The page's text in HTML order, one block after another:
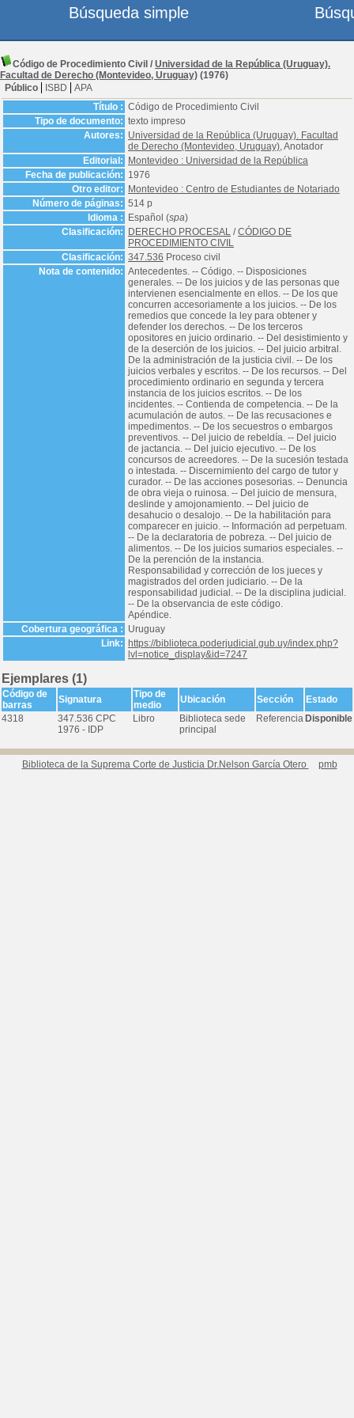
Código de Procedimiento Civil / Universidad de la República (Uruguay).
Facultad de Derecho (Montevideo, Uruguay) (1976)
Público
ISBD
APA
Título : Código de Procedimiento Civil
Tipo de documento: texto impreso
Autores: Universidad de la República (Uruguay). Facultad
de Derecho (Montevideo, Uruguay), Anotador
Editorial:
Montevideo : Universidad de la República
Fecha de publicación: 1976
Otro editor:
Montevideo : Centro de Estudiantes de Notariado
Número de páginas: 514 p
Idioma :
Español (spa)
Clasificación:
DERECHO PROCESAL /CÓDIGO DE
PROCEDIMIENTO CIVIL
Clasificación: 347.536 Proceso civil
Nota de contenido: Antecedentes. -- Código. -- Disposiciones
generales. -- De los juicios y de las personas que
intervienen esencialmente en ellos. -- De los que
concurren accesoriamente a los juicios. -- De los
remedios que concede la ley para obtener y
defender los derechos. -- De los terceros
opositores en juicio ordinario. -- Del desistimiento y
de la deserción de los juicios. -- Del juicio arbitral.
De la administración de la justicia civil. -- De los
juicios verbales y escritos. -- De los recursos. -- Del
procedimiento ordinario en segunda y tercera
instancia de los juicios escritos. -- De los
incidentes. -- Contienda de competencia. -- De la
acumulación de autos. -- De las recusaciones e
impedimentos. -- De los secuestros o embargos
preventivos. -- Del juicio de rebeldía. -- Del juicio
de jactancia. -- Del juicio ejecutivo. -- De los
concursos de acreedores. -- De la sucesión testada
o intestada. -- Discernimiento del cargo de tutor y
curador. -- De las acciones posesorias. -- Denuncia
de obra vieja o ruinosa. -- Del juicio de mensura,
deslinde y amojonamiento. -- Del juicio de
desahucio o desalojo. -- De la habilitación para
comparecer en juicio. -- Información ad perpetuam.
-- De la declaratoria de pobreza. -- Del juicio de
alimentos. -- De los juicios sumarios especiales. --
De la perención de la instancia.
Responsabilidad y corrección de los jueces y
magistrados del orden judiciario. -- De la
responsabilidad judicial. -- De la disciplina judicial.
-- De la observancia de este código.
Apéndice.
Cobertura geográfica : Uruguay
Link:
https://biblioteca.poderjudicial.gub.uy/index.php?
lvl=notice_display&id=7247
Ejemplares (1)
Código de
barras
Signatura
Tipo de
medio
Ubicación Sección
Estado
4318
347.536 CPC
1976 - IDP
Libro
Biblioteca sede
principal
Referencia Disponible
Biblioteca de la Suprema Corte de Justicia Dr.Nelson García Otero pmb
Búsqueda simple